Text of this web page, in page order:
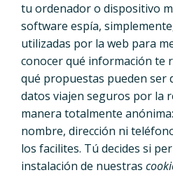
tu ordenador o dispositivo
software espía,
utilizadas por la web para
conocer qué información te
qué propuestas pueden ser
datos viajen seguros por la
manera totalmente
nombre, dirección ni
los facilites. Tú decides si
instalación de nuestras